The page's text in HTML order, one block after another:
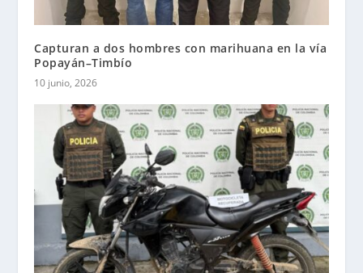
Capturan a dos hombres con marihuana en la vía
Popayán–Timbío
10 junio, 2026